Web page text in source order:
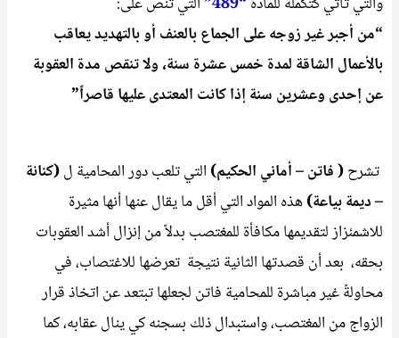
“من أجبر غير زوجه على الجماع بالعنف أو بالتهديد يعاقب
بالأعمال الشاقة لمدة خمس عشرة سنة، ولا تنقص مدة العقوبة
عن إحدى وعشرين سنة إذا كانت المعتدى عليها قاصراً”
تشرح( فاتن – أماني الحكيم) التي تلعب دور المحامية ل(كنانة
– ديمة بياعة)هذه المواد التي أقل ما يقال عنها أنها مثيرة
للاشمئزاز لتقديمها مكافأة للمغتصب بدلاً من إنزال أشد العقوبات
بحقه، بعد أن قصدتها الثانية نتيجة تعرضها للاغتصاب، في
محاولةً غير مباشرة للمحامية فاتن لجعلها تبتعد عن اتخاذ قرار
الزواج من المغتصب، واستبدال ذلك بسجنه كي ينال عقابه، كما